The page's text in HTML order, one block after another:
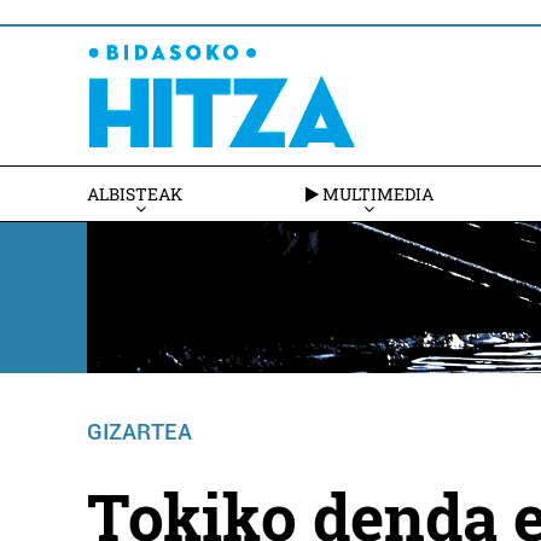
ALBISTEAK MULTIMEDIA
GIZARTEA
Tokiko denda